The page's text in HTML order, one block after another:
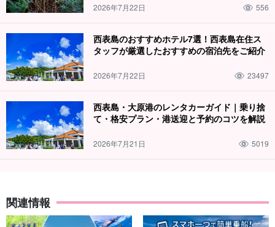
2026年7月22日 556
西表島のおすすめホテル7選！西表島在住ス
タッフが厳選したおすすめの宿泊先をご紹介
2026年7月22日 23497
西表島・大原港のレンタカーガイド｜乗り捨
て・格安プラン・港送迎と予約のコツを解説
2026年7月21日 5019
関連情報